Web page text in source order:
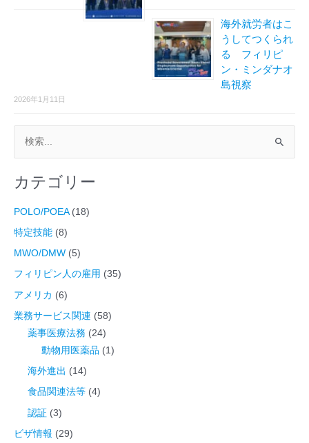
海外就労者はこ
うしてつくられ
る フィリピ
ン・ミンダナオ
島視察
2026年1月11日
対
カテゴリー
POLO/POEA(18)
特定技能 (8)
MWO/DMW (5)
フィリピン人の雇用 (35)
アメリカ (6)
業務サービス関連 (58)
薬事医療法務 (24)
動物用医薬品 (1)
海外進出 (14)
食品関連法等 (4)
認証 (3)
ビザ情報 (29)